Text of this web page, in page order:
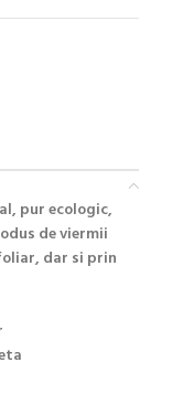
pur ecologic,
de viermii
dar si prin